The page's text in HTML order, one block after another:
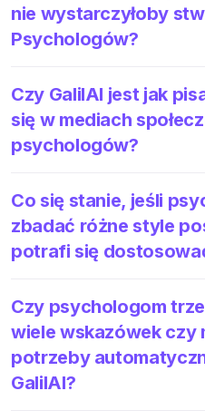
nie wystarczyłoby
Psychologów?
Czy GalilAI jest jak
się w mediach
psychologów?
Co się stanie, jeśli
zbadać różne style
potrafi się
Czy psychologom
wiele wskazówek czy
potrzeby
GalilAI?